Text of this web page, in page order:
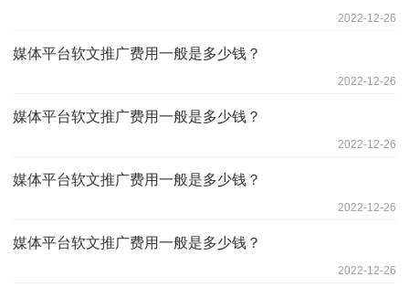
2022-12-26
媒体平台软文推广费用一般是多少钱？
2022-12-26
媒体平台软文推广费用一般是多少钱？
2022-12-26
媒体平台软文推广费用一般是多少钱？
2022-12-26
媒体平台软文推广费用一般是多少钱？
2022-12-26